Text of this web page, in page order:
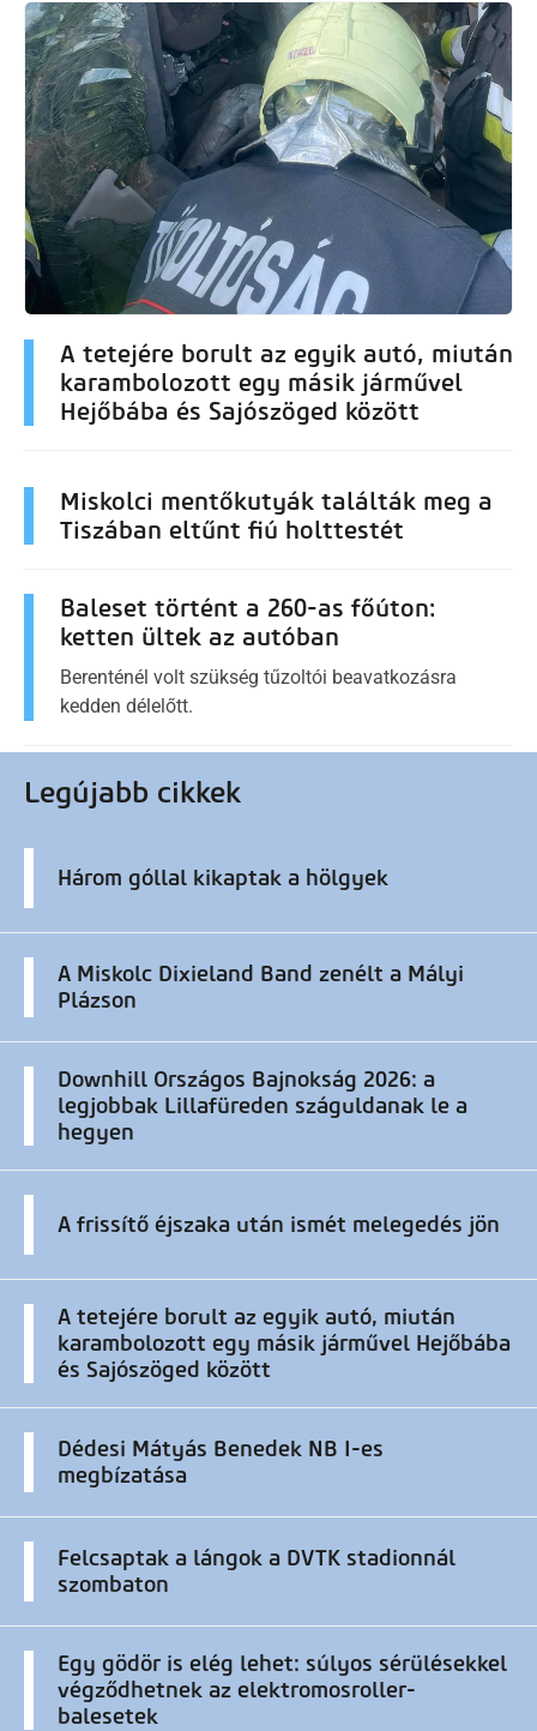
A tetejére borult az egyik autó, miután
karambolozott egy másik járművel
Hejőbába és Sajószöged között
Miskolci mentőkutyák találták meg a
Tiszában eltűnt fiú holttestét
Baleset történt a 260-as főúton:
ketten ültek az autóban
Berenténél volt szükség tűzoltói beavatkozásra
kedden délelőtt.
Legújabb cikkek
Három góllal kikaptak a hölgyek
A Miskolc Dixieland Band zenélt a Mályi
Plázson
Downhill Országos Bajnokság 2026: a
legjobbak Lillafüreden száguldanak le a
hegyen
A frissítő éjszaka után ismét melegedés jön
A tetejére borult az egyik autó, miután
karambolozott egy másik járművel Hejőbába
és Sajószöged között
Dédesi Mátyás Benedek NB I-es
megbízatása
Felcsaptak a lángok a DVTK stadionnál
szombaton
Egy gödör is elég lehet: súlyos sérülésekkel
végződhetnek az elektromosroller-
balesetek